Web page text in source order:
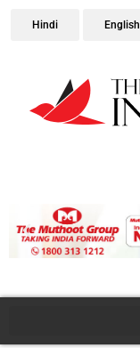
Hindi English